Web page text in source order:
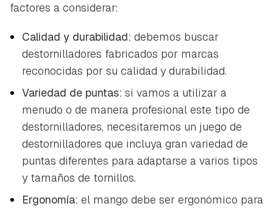
factores a considerar:
Calidad y durabilidad: debemos buscar
destornilladores fabricados por marcas
reconocidas por su calidad y durabilidad.
Variedad de puntas: si vamos a utilizar a
menudo o de manera profesional este tipo de
destornilladores, necesitaremos un juego de
destornilladores que incluya gran variedad de
puntas diferentes para adaptarse a varios tipos
y tamaños de tornillos.
Ergonomía: el mango debe ser ergonómico para